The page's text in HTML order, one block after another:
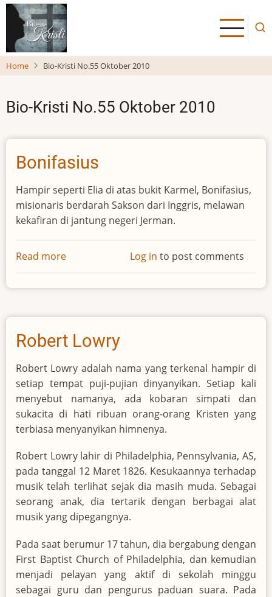
Skip
main
content
Home Bio-Kristi No.55 Oktober 2010
Bio-Kristi No.55 Oktober 2010
Bonifasius
Hampir seperti Elia di atas bukit Karmel, Bonifasius,
misionaris berdarah Sakson dari Inggris, melawan
kekafiran di jantung negeri Jerman.
Read more
Bonifasius
Log in to post comments
Robert Lowry
Robert Lowry adalah nama yang terkenal hampir di
setiap tempat puji-pujian dinyanyikan. Setiap kali
menyebut namanya, ada kobaran simpati dan
sukacita di hati ribuan orang-orang Kristen yang
terbiasa menyanyikan himnenya.
Robert Lowry lahir di Philadelphia, Pennsylvania, AS,
pada tanggal 12 Maret 1826. Kesukaannya terhadap
musik telah terlihat sejak dia masih muda. Sebagai
seorang anak, dia tertarik dengan berbagai alat
musik yang dipegangnya.
Pada saat berumur 17 tahun, dia bergabung dengan
First Baptist Church of Philadelphia, dan kemudian
menjadi pelayan yang aktif di sekolah minggu
sebagai guru dan pengurus paduan suara. Pada